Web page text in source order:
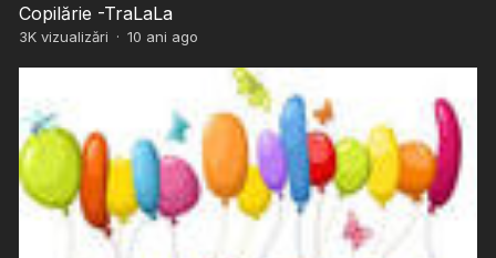
Copilărie -TraLaLa
3Kvizualizări · 10 ani ago